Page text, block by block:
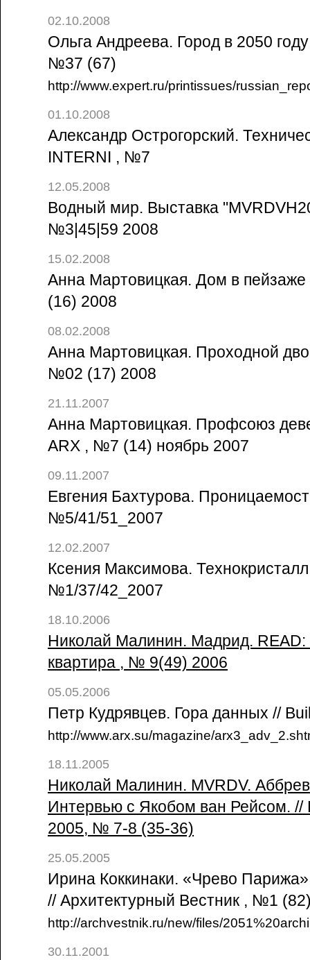
02.10.2008
Ольга Андреева. Город в 2050
№37 (67)
http://www.expert.ru/printissues/
01.10.2008
Александр Острогорский.
INTERNI , №7
12.05.2008
Водный мир. Выставка
№3|45|59 2008
15.02.2008
Анна Мартовицкая. Дом в
(16) 2008
08.02.2008
Анна Мартовицкая. Проходной
№02 (17) 2008
21.11.2007
Анна Мартовицкая. Профсоюз
ARX , №7 (14) ноябрь 2007
09.11.2007
Евгения Бахтурова.
№5/41/51_2007
12.02.2007
Ксения Максимова.
№1/37/42_2007
18.10.2006
Николай Малинин. Мадрид.
квартира , № 9(49) 2006
05.05.2006
Петр Кудрявцев. Гора данных //
http://www.arx.su/magazine/
18.11.2005
Николай Малинин. MVRDV.
Интервью с Якобом ван Рейсом. //
2005, № 7-8 (35-36)
25.05.2005
Ирина Коккинаки. «Чрево
// Архитектурный Вестник , №1
http://archvestnik.ru/new/files/
30.11.2001